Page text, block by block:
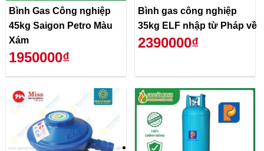
Bình Gas Công nghiệp
45kg Saigon Petro Màu
Xám
1950000₫
Bình gas công nghiệp
35kg ELF nhập từ Pháp về
2390000₫